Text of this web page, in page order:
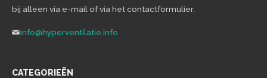
bij alleen via e-mail of via het contactformulier.
info@hyperventilatie.info
CATEGORIEËN